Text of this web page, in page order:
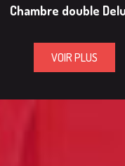
Chambre double
VOIR PLUS